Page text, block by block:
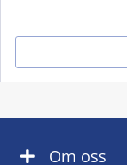
Om oss